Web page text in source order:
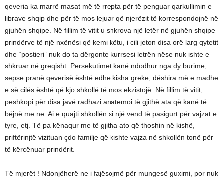
qeveria ka marrë masat më të rrepta për të penguar qarkullimin e
librave shqip dhe për të mos lejuar që njerëzit të korrespondojnë në
gjuhën shqipe. Në fillim të vitit u shkrova një letër në gjuhën shqipe
prindërve të një nxënësi që kemi këtu, i cili jeton disa orë larg qytetit
dhe “postieri” nuk do ta dërgonte kurrsesi letrën nëse nuk ishte e
shkruar në greqisht. Persekutimet kanë ndodhur nga dy burime,
sepse pranë qeverisë është edhe kisha greke, dëshira më e madhe
e së cilës është që kjo shkollë të mos ekzistojë. Në fillim të vitit,
peshkopi për disa javë radhazi anatemoi të gjithë ata që kanë të
bëjnë me ne. Ai e quajti shkollën si një vend të pasigurt për vajzat e
tyre, etj. Të pa kënaqur me të gjitha ato që thoshin në kishë,
priftërinjtë vizituan çdo familje që kishte vajza në shkollën tonë për
të kërcënuar prindërit.
Të mjerët ! Ndonjëherë ne i fajësojmë për mungesë guximi, por nuk